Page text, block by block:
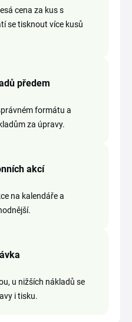
cena za kus s
se tisknout více kusů
předem
formátu a
za úpravy.
akcí
na kalendáře a
u nižších nákladů se
i tisku.